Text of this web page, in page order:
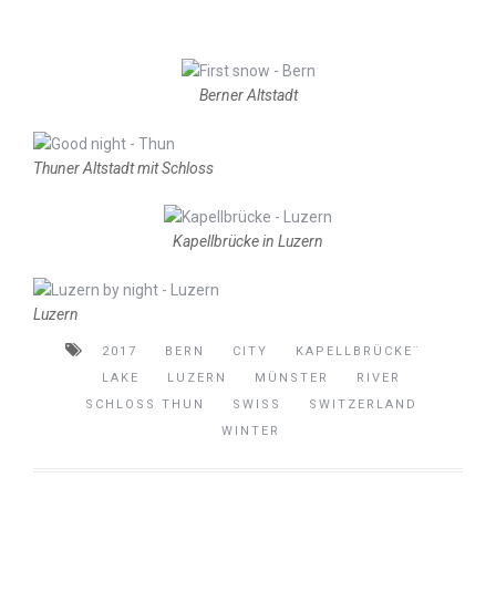
Berner Altstadt
Thuner Altstadt mit Schloss
Kapellbrücke in Luzern
Luzern
2017 BERN CITY
KAPELLBRÜCKE¨
LAKE
LUZERN MÜNSTER
RIVER
SCHLOSS THUN
SWISS
SWITZERLAND
WINTER